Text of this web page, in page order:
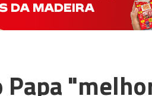
Papa